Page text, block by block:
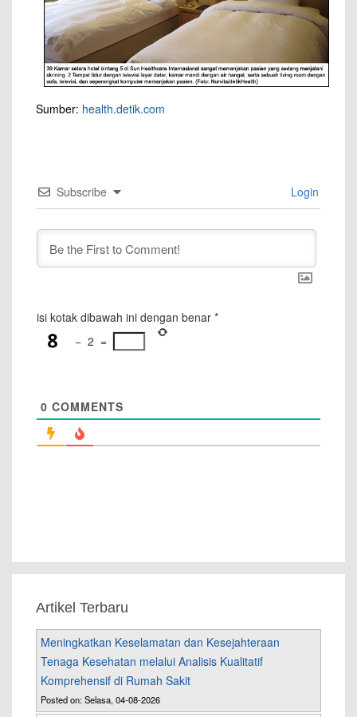
Sumber: health.detik.com
Subscribe Login
isi kotak dibawah ini dengan benar *
− 2 =
0 COMMENTS
Artikel Terbaru
Meningkatkan Keselamatan dan Kesejahteraan
Tenaga Kesehatan melalui Analisis Kualitatif
Komprehensif di Rumah Sakit
Posted on: Selasa, 04-08-2026